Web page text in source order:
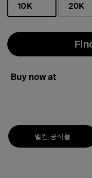
10K
20K
Buy now at
벨킨 공식몰